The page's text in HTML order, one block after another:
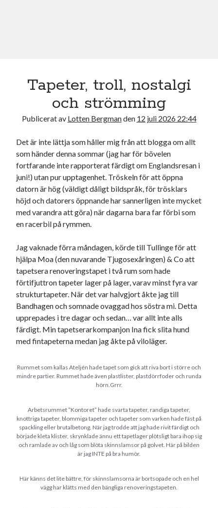
Tapeter, troll, nostalgi
och strömming
Publicerat av Lotten Bergmanden 12 juli 2026 22:44
Det är inte lättja som håller mig från att blogga om allt
som händer denna sommar (jag har för bövelen
fortfarande inte rapporterat färdigt om Englandsresan i
juni!) utan pur upptagenhet. Tröskeln för att öppna
datorn är hög (väldigt dåligt bildspråk, för trösklars
höjd och datorers öppnande har sannerligen inte mycket
med varandra att göra) när dagarna bara far förbi som
en racerbil på rymmen.
Jag vaknade förra måndagen, körde till Tullinge för att
hjälpa Moa (den nuvarande Tjugosexåringen) & Co att
tapetsera renoveringstapet i två rum som hade
förtifjuttron tapeter lager på lager, varav minst fyra var
strukturtapeter. När det var halvgjort åkte jag till
Bandhagen och somnade ovaggad hos söstra mi. Detta
upprepades i tre dagar och sedan… var allt inte alls
färdigt. Min tapetserarkompanjon Ina fick slita hund
med fintapeterna medan jag åkte på viloläger.
Rummet som kallas Ateljén hade tapet som gick att riva bort i större och
mindre partier. Rummet hade även plastlister, plastdörrfoder och runda
hörn.Grrr.
Arbetsrummet ”Kontoret” hade svarta tapeter, randiga tapeter,
knottriga tapeter, blommiga tapeter och tapeter som varken hade fäst på
spackling eller brutalbetong. När jag trodde att jag hade rivit färdigt och
började kleta klister, skrynklade ännu ett tapetlager plötsligt bara ihop sig
och ramlade av och låg som blöta skinnslamsor på golvet. Här på bilden
är jag INTE på bra humör.
Här känns det lite bättre, för skinnslamsorna är bortsopade och en hel
vägg har klätts med den bängliga renoveringstapeten.